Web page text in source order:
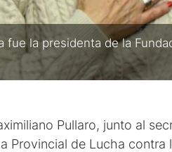
la presidenta de la
Pullaro, junto al
Provincial de Lucha contra